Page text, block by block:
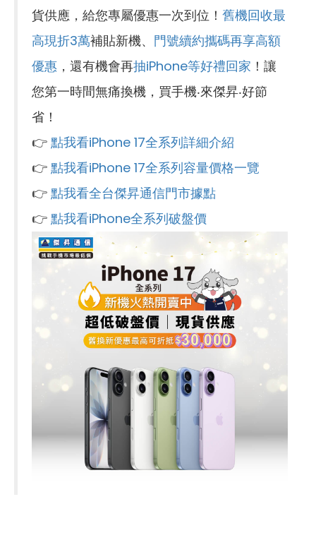
貨供應，給您專屬優惠一次到位！ 舊機回收最
高現折3萬補貼新機、 門號續約攜碼再享高額
優惠 ，還有機會再抽iPhone等好禮回家 ！讓
您第一時間無痛換機，買手機‧來傑昇‧好節
省！
👉 點我看iPhone 17全系列詳細介紹
👉 點我看iPhone 17全系列容量價格一覽
👉 點我看全台傑昇通信門市據點
👉 點我看iPhone全系列破盤價